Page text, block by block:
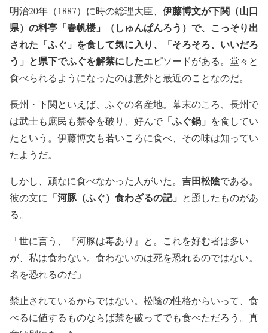
明治20年（1887）に時の総理大臣、 伊藤博文が下関（山口
県）の料亭「春帆楼」（しゅんぱんろう）で、こっそり出
された「ふぐ」を食して気に入り、「そろそろ、いいだろ
う」と県下でふぐを解禁にしたエピソードがある。堂々と
食べられるようになったのは意外と最近のことなのだ。
長州・下関といえば、ふぐの名産地。幕末のころ、長州で
は武士も庶民も禁令を破り、好んで 「ふぐ鍋」 を食してい
たという。伊藤博文も若いころに食べ、その味は知ってい
たようだ。
しかし、頑なに食べなかった人がいた。 吉田松陰である。
彼の文に 「河豚（ふぐ）食わざるの記」 と題したものがあ
る。
「世に言う、『河豚は毒あり』と。これを好む者は多い
が、私は食わない。食わないのは死を恐れるのではない。
名を恐れるのだ」
禁止されているからではない。松陰の性格からいって、食
べるに値するものならば禁を破ってでも食べただろう。真